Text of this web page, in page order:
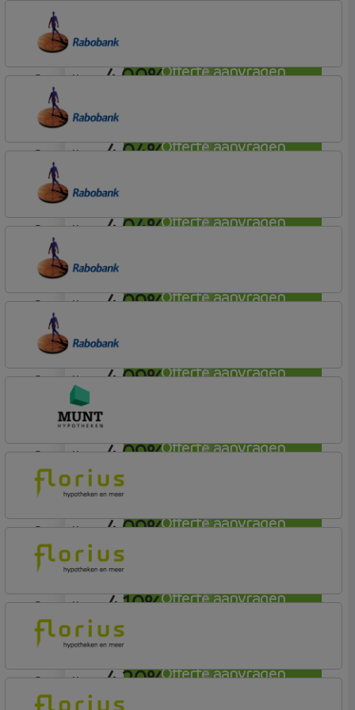
Offerte aanvragen
aflosvrij
4,00%
Offerte aanvragen
Rabobank Spaarbank
Plusvoorwaarden (Incl. Korting)
aflosvrij
4,04%
Offerte aanvragen
Rabobank Spaarbank
Plusvoorwaarden
aflosvrij
4,04%
Offerte aanvragen
Rabobank Spaarbank
Plusvoorwaarden
aflosvrij
4,09%
Offerte aanvragen
Rabobank Spaarbank
Plusvoorwaarden (Incl. Korting)
aflosvrij
4,09%
Offerte aanvragen
Rabobank Spaarbank
Plusvoorwaarden (Incl. Korting)
aflosvrij
4,09%
Offerte aanvragen
Rabobank Spaarbank
Plusvoorwaarden
aflosvrij
4,09%
Offerte aanvragen
Munt Hypotheken
aflosvrij
4,10%
Offerte aanvragen
Florius
Profijt drie + drie
aflosvrij
4,20%
Florius
Profijt twaalf
aflosvrij
Florius